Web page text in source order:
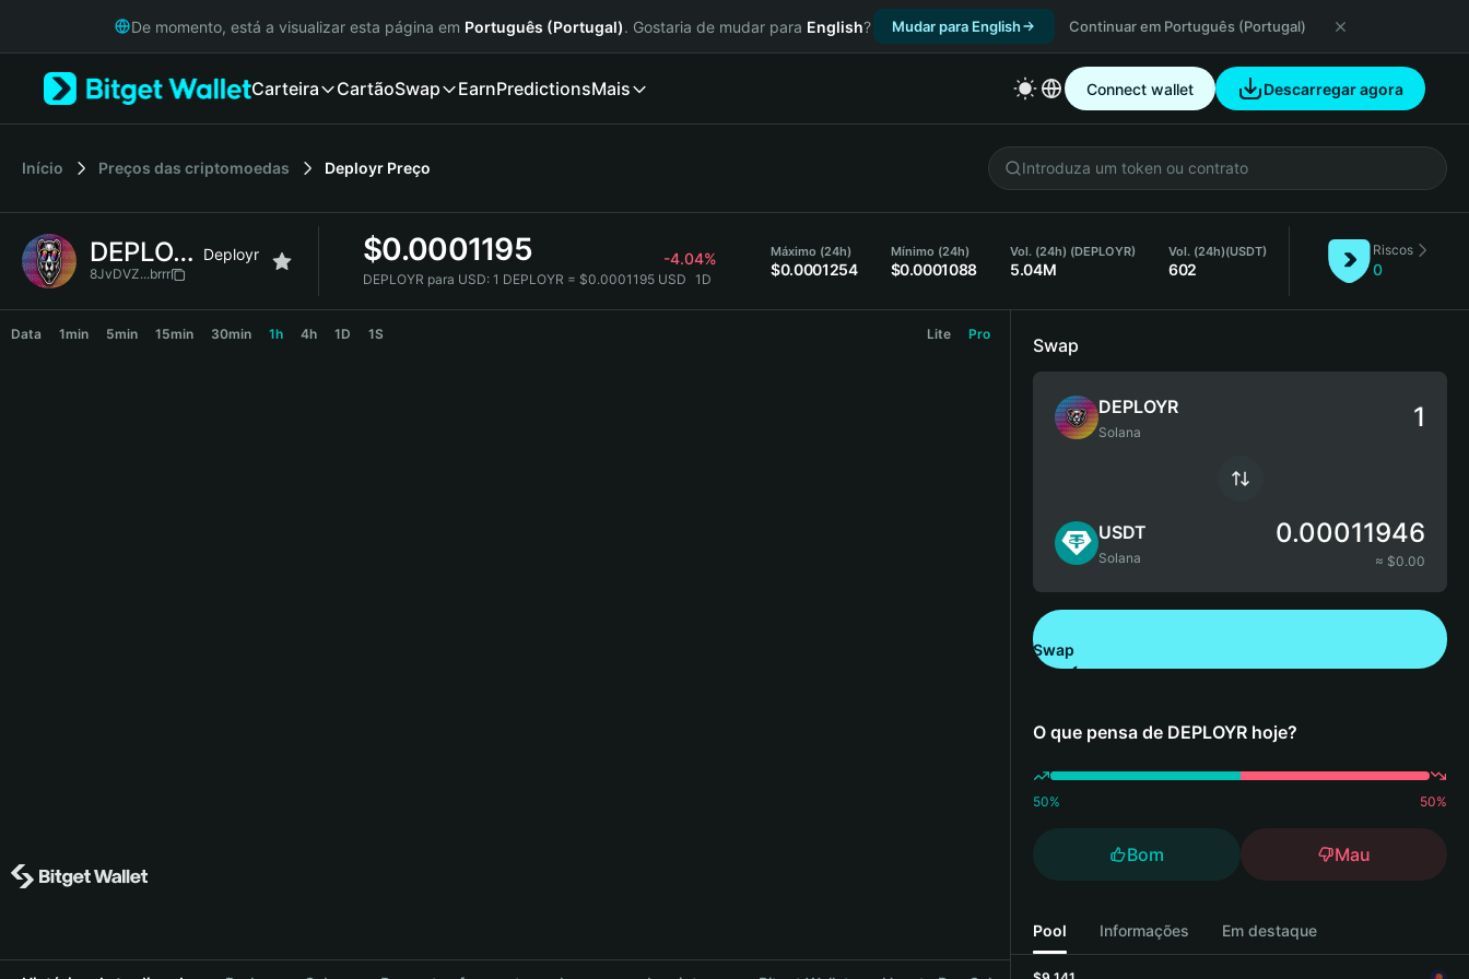
Русский
Italiano
简体中文
繁體中文
Bahasa Indonesia
De momento, está a visualizar esta página em Português (Portugal). Gostaria de mudar para English? Mudar para English Continuar em Português (Portugal)
Carteira CartãoSwap EarnPredictionsMais Connect wallet Descarregar agora
Início Preços das criptomoedas Deployr Preço
DEPLOYR Deployr
8JvDVZ...brrr
$0.0001195 -4.04%
DEPLOYR para USD: 1 DEPLOYR = $0.0001195 USD 1D
Máximo (24h)
$0.0001254
Mínimo (24h)
$0.0001088
Vol. (24h) (DEPLOYR)
5.04M
Vol. (24h)(USDT)
602
Riscos
0
Data 1min 5min 15min 30min 1h 4h 1D 1S Lite Pro
Swap
DEPLOYR
Solana
USDT
Solana
0.00011946
≈ $0.00
Swap
O que pensa de DEPLOYR hoje?
50% 50%
Bom Mau
Pool Informações Em destaque